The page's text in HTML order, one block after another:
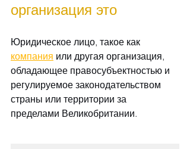
организация это
Юридическое лицо, такое как
компания или другая организация,
обладающее правосубъектностью и
регулируемое законодательством
страны или территории за
пределами Великобритании.